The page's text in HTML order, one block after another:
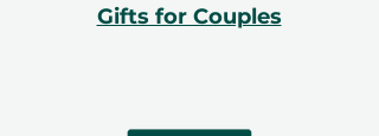
Gifts for Couples